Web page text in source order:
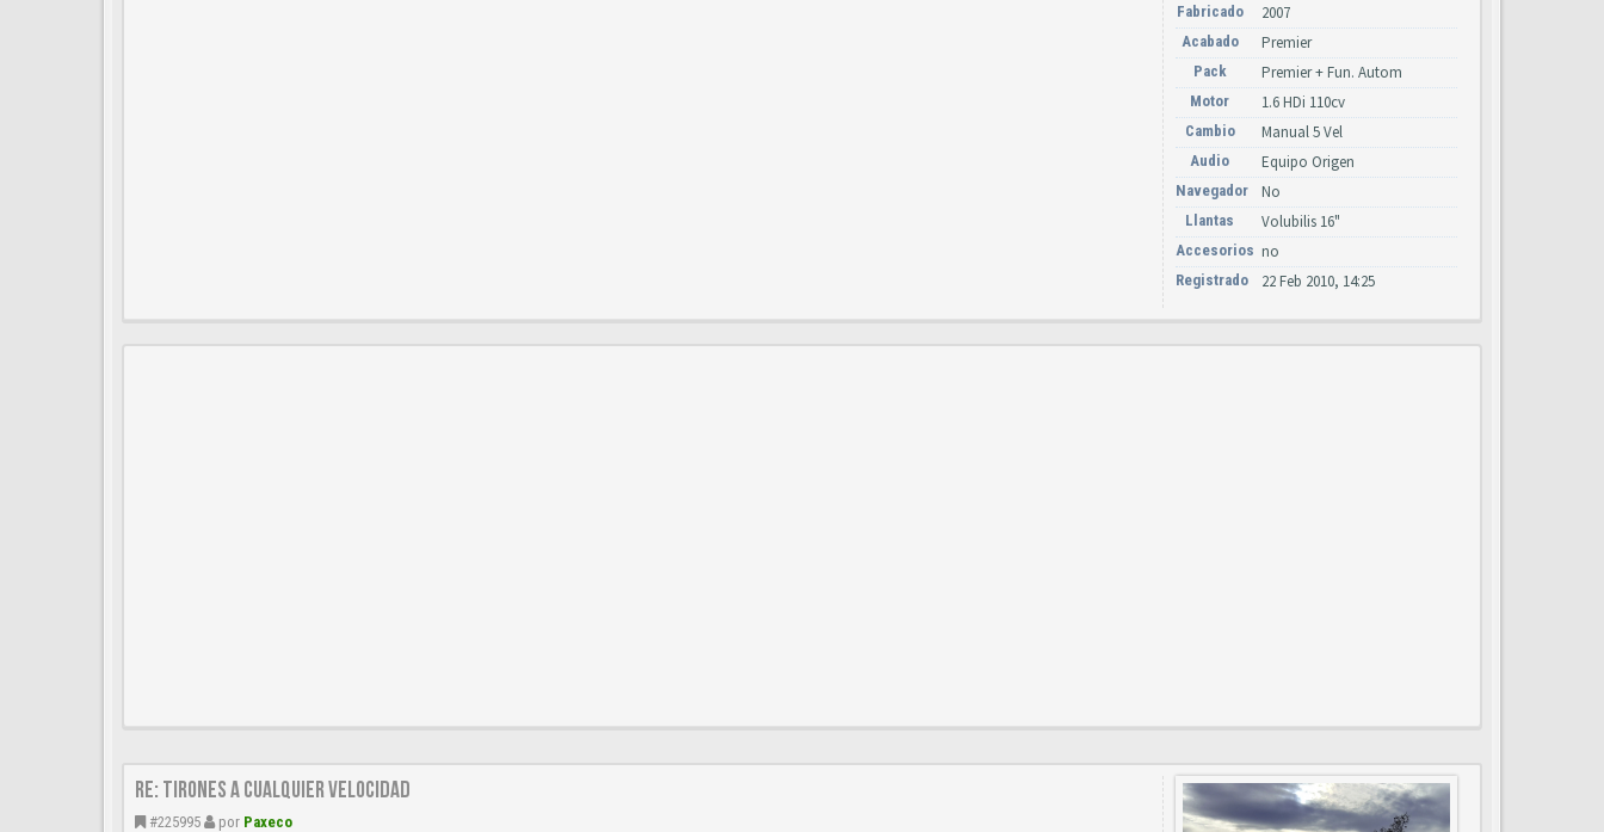
Fabricado 2007
Acabado Premier
Pack Premier + Fun. Autom
Motor 1.6 HDi 110cv
Cambio Manual 5 Vel
Audio Equipo Origen
Navegador No
Llantas Volubilis 16"
Accesorios no
Registrado 22 Feb 2010, 14:25
Re: Tirones a cualquier velocidad
#225995 por Paxeco